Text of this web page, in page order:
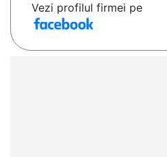
Vezi profilul firmei pe